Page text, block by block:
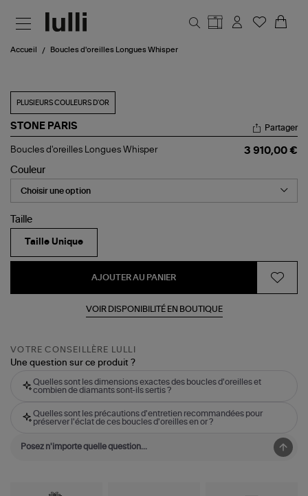
Accueil Boucles d'oreilles Longues Whisper
PLUSIEURS COULEURS D'OR
STONE PARIS
Boucles
Longues
Whisper
Partager
Boucles d'oreilles Longues Whisper
3 910,00 €
Couleur
Taille
Taille Unique
AJOUTER AU PANIER
VOIR DISPONIBILITÉ EN BOUTIQUE
VOTRE CONSEILLÈRE LULLI
Une question sur ce produit ?
Quelles sont les dimensions exactes des boucles d'oreilles et
combien de diamants sont-ils sertis ?
Quelles sont les précautions d'entretien recommandées pour
préserver l'éclat de ces boucles d'oreilles en or ?